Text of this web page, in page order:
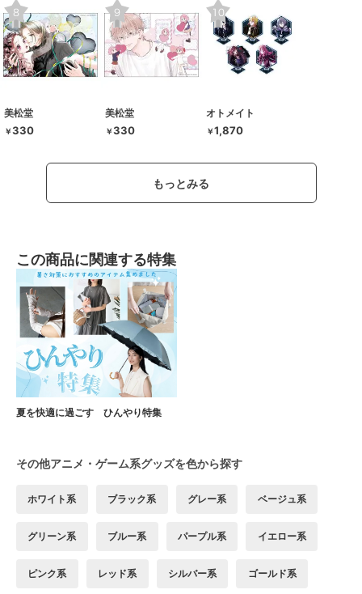
美松堂
￥330
美松堂
￥330
オトメイト
￥1,870
もっとみる
この商品に関連する特集
夏を快適に過ごす ひんやり特集
その他アニメ・ゲーム系グッズを色から探す
ホワイト系 ブラック系 グレー系 ベージュ系
グリーン系 ブルー系 パープル系 イエロー系
ピンク系 レッド系 シルバー系 ゴールド系